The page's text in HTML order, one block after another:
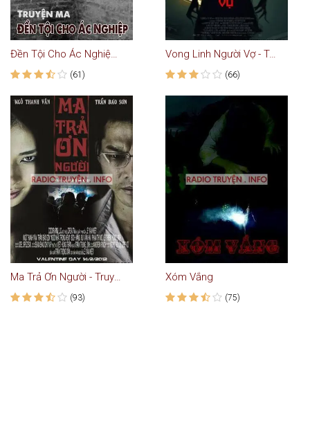
Đền Tội Cho Ác Nghiệp - Truyện Ma
(61)
Vong Linh Người Vợ - Truyện Ma
(66)
Ma Trả Ơn Người - Truyện Ma
(93)
Xóm Vắng
(75)